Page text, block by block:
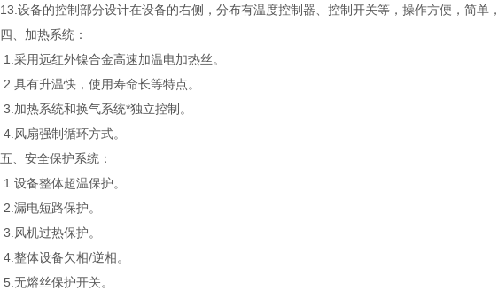
13.设备的控制部分设计在设备的右侧，分布有温度控制器、控制开关等，操作方便，简单
四、加热系统：
1.采用远红外镍合金高速加温电加热丝。
2.具有升温快，使用寿命长等特点。
3.加热系统和换气系统*独立控制。
4.风扇强制循环方式。
五、安全保护系统：
1.设备整体超温保护。
2.漏电短路保护。
3.风机过热保护。
4.整体设备欠相/逆相。
5.无熔丝保护开关。